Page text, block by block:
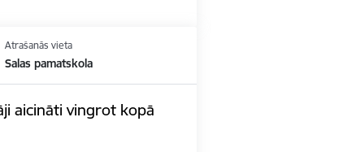
Atrašanās vieta
Salas pamatskola
aicināti vingrot kopā